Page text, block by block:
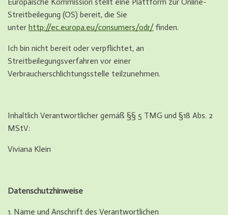
Streitbeilegung (OS) bereit, die Sie
unter http://ec.europa.eu/consumers/odr/ finden.
Ich bin nicht bereit oder verpflichtet, an
Streitbeilegungsverfahren vor einer
Verbraucherschlichtungsstelle teilzunehmen.
Inhaltlich Verantwortlicher gemäß §§ 5 TMG und §18 Abs. 2
MStV:
Viviana Klein
Datenschutzhinweise
1. Name und Anschrift des Verantwortlichen